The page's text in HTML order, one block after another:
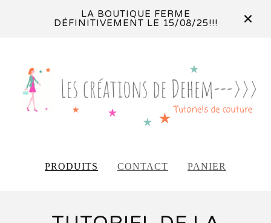
LA BOUTIQUE FERME
DÉFINITIVEMENT LE 15/08/25!!!
PRODUITS CONTACT PANIER